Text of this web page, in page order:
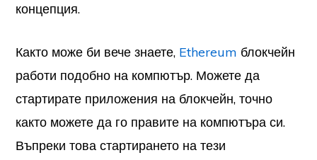
концепция.
Както може би вече знаете, Ethereum блокчейн
работи подобно на компютър. Можете да
стартирате приложения на блокчейн, точно
както можете да го правите на компютъра си.
Въпреки това стартирането на тези